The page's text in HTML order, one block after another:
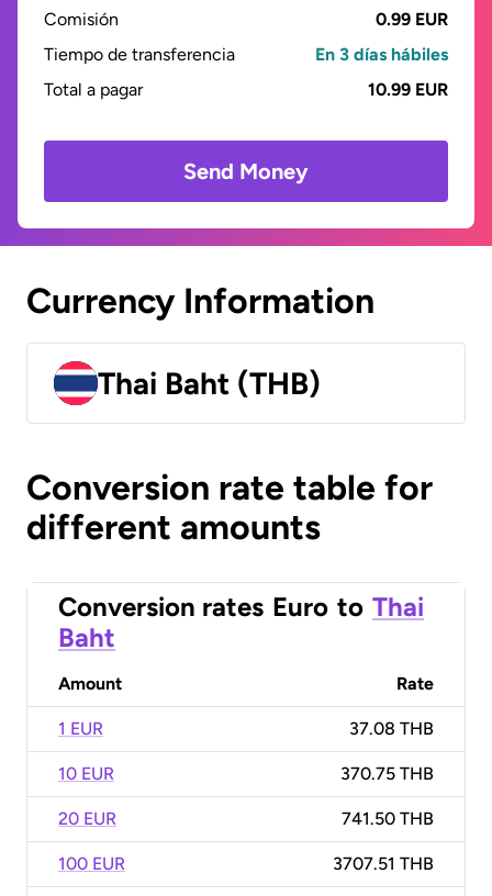
Comisión
0.99 EUR
Tiempo de transferencia
En 3 días hábiles
Total a pagar
10.99 EUR
Send Money
Currency Information
Thai Baht (THB)
Conversion rate table for
different amounts
Conversion rates Euro to Thai
Baht
Amount Rate
1 EUR 37.08 THB
10 EUR 370.75 THB
20 EUR 741.50 THB
100 EUR 3707.51 THB